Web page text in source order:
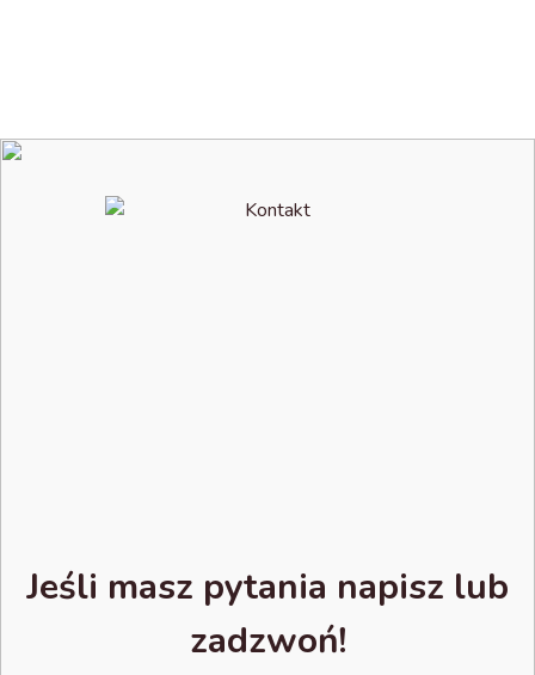
Jeśli masz pytania napisz lub
zadzwoń!